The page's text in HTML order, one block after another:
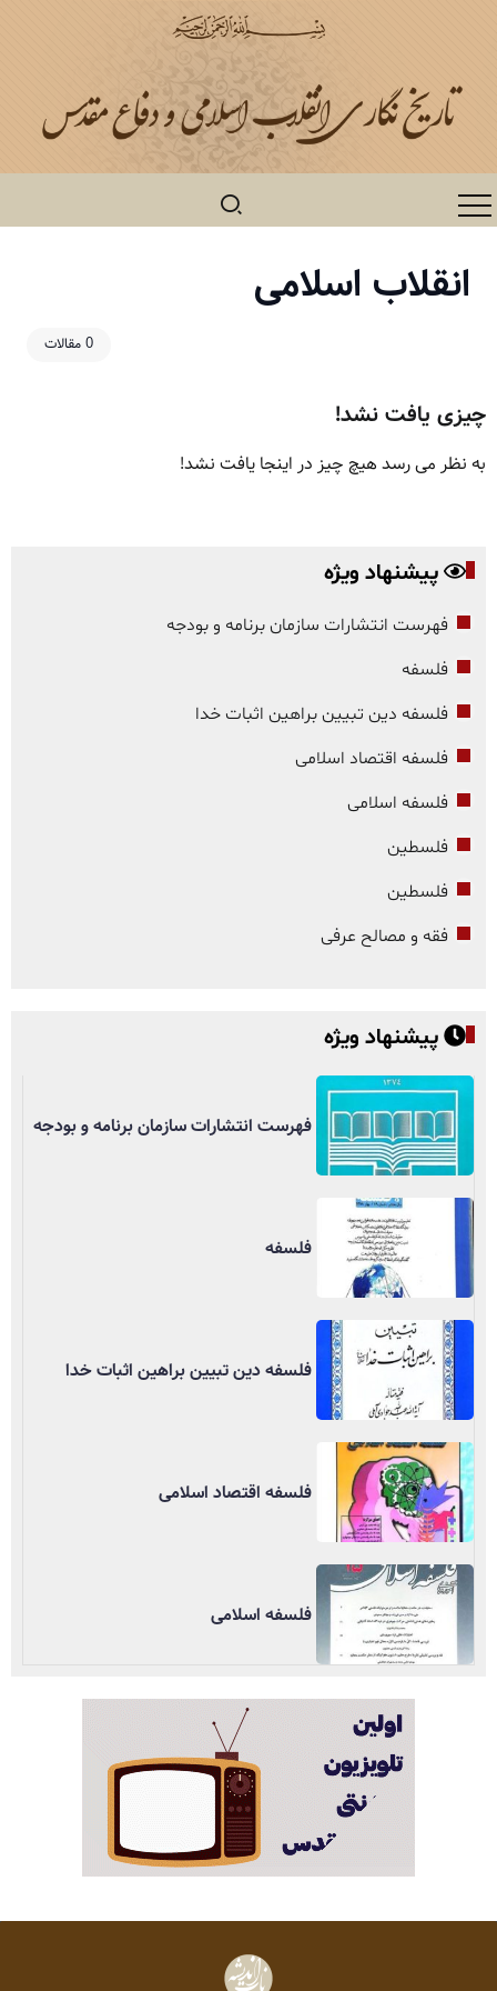
انقلاب اسلامی
0 مقالات
چیزی یافت نشد!
به نظر می رسد هیچ چیز در اینجا یافت نشد!
پیشنهاد ویژه
فهرست انتشارات سازمان برنامه و بودجه
فلسفه
فلسفه دین تبیین براهین اثبات خدا
فلسفه اقتصاد اسلامی
فلسفه اسلامی
فلسطین
فلسطین
فقه و مصالح عرفی
پیشنهاد ویژه
فهرست انتشارات سازمان برنامه و بودجه
فلسفه
فلسفه دین تبیین براهین اثبات خدا
فلسفه اقتصاد اسلامی
فلسفه اسلامی